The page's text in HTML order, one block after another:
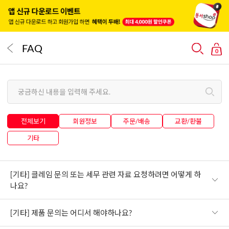
FAQ 0
전체보기 회원정보 주문/배송 교환/환불
기타
[기타] 클레임 문의 또는 세무 관련 자료 요청하려면 어떻게 하
나요?
[기타] 제품 문의는 어디서 해야하나요?